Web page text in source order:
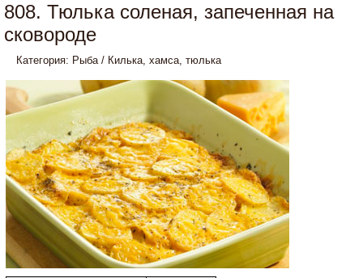
808. Тюлька соленая, запеченная на
сковороде
Категория: Рыба/ Килька, хамса, тюлька